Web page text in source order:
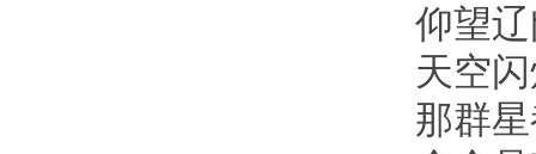
仰望
天空
那群